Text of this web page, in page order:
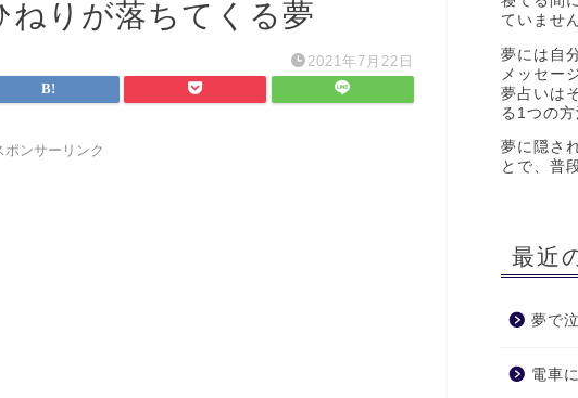
ねりが落ちてくる夢
2021年7月22日
ポンサーリンク
ていませ
夢には自
メッセー
夢占いは
る1つの方
夢に隠さ
とで、普
最近
夢で
電車